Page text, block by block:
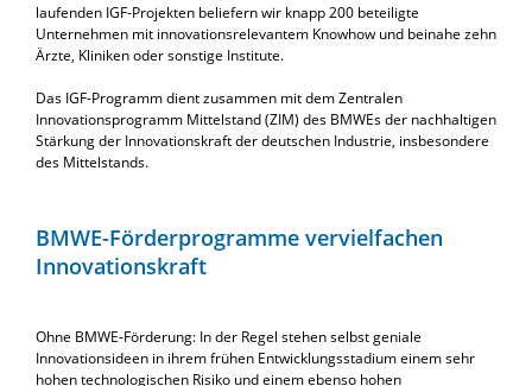
laufenden IGF-Projekten beliefern wir knapp 200 beteiligte
Unternehmen mit innovationsrelevantem Knowhow und beinahe zehn
Ärzte, Kliniken oder sonstige Institute.
Das IGF-Programm dient zusammen mit dem Zentralen
Innovationsprogramm Mittelstand (ZIM) des BMWEs der nachhaltigen
Stärkung der Innovationskraft der deutschen Industrie, insbesondere
des Mittelstands.
BMWE-Förderprogramme vervielfachen
Innovationskraft
Ohne BMWE-Förderung: In der Regel stehen selbst geniale
Innovationsideen in ihrem frühen Entwicklungsstadium einem sehr
hohen technologischen Risiko und einem ebenso hohen